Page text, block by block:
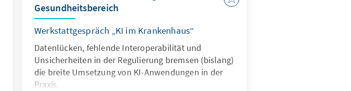
Gesundheitsbereich
Werkstattgespräch „KI im Krankenhaus“
Datenlücken, fehlende Interoperabilität und
Unsicherheiten in der Regulierung bremsen (bislang)
die breite Umsetzung von KI-Anwendungen in der
Praxis.